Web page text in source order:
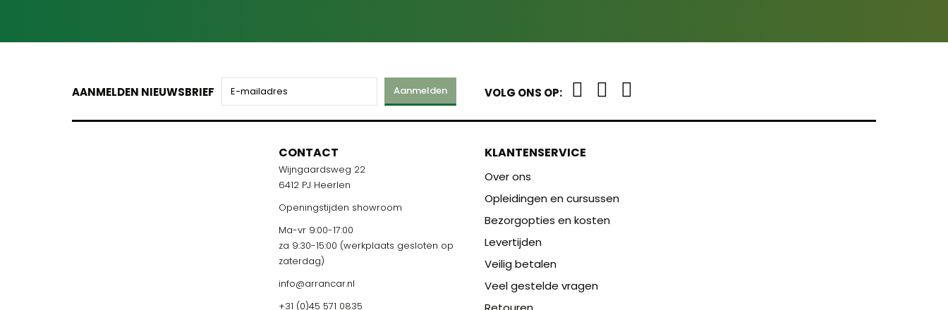
AANMELDEN NIEUWSBRIEF Aanmelden VOLG ONS OP:
CONTACT
Wijngaardsweg 22
6412 PJ Heerlen
Openingstijden showroom
Ma-vr 9:00-17:00
za 9:30-15:00 (werkplaats gesloten op
zaterdag)
info@arrancar.nl
+31 (0)45 571 0835
KLANTENSERVICE
Over ons
Opleidingen en cursussen
Bezorgopties en kosten
Levertijden
Veilig betalen
Veel gestelde vragen